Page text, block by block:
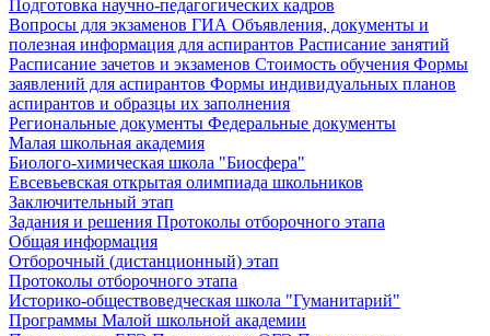
Подготовка научно-педагогических кадров
Вопросы для экзаменов ГИА Объявления, документы и
полезная информация для аспирантов Расписание занятий
Расписание зачетов и экзаменов Стоимость обучения Формы
заявлений для аспирантов Формы индивидуальных планов
аспирантов и образцы их заполнения
Региональные документы Федеральные документы
Малая школьная академия
Биолого-химическая школа "Биосфера"
Евсевьевская открытая олимпиада школьников
Заключительный этап
Задания и решения Протоколы отборочного этапа
Общая информация
Отборочный (дистанционный) этап
Протоколы отборочного этапа
Историко-обществоведческая школа "Гуманитарий"
Программы Малой школьной академии